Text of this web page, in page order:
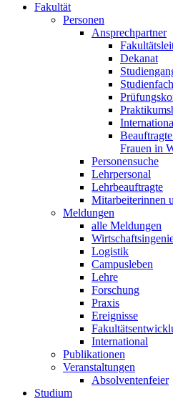
Fakultät
Personen
Ansprechpartner
Dekanat
Frauen in
Personensuche
Lehrpersonal
Lehrbeauftragte
Mitarbeiterinnen
Meldungen
alle Meldungen
Logistik
Campusleben
Lehre
Forschung
Praxis
Ereignisse
International
Publikationen
Veranstaltungen
Absolventenfeier
Studium